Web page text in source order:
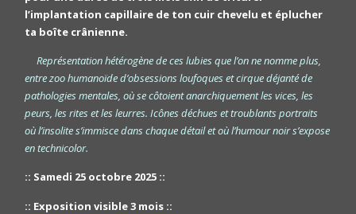
l’implantation capillaire de ton cuir chevelu et éplucher
ta boîte crânienne.
Représentation hétérogène de ces lubies que l’on ne nomme plus,
entre zoo humanoïde d’obsessions loufoques et cirque déjanté de
pathologies mentales, où se côtoient anarchiquement les vices, les
peurs, les rites et les leurres. Icônes déchues et troublants portraits
où l’insolite s’immisce dans chaque détail et où l’humour noir s’expose
en technicolor.
:: Samedi 25 octobre 2025 ::
:: Exposition visible 3 mois ::